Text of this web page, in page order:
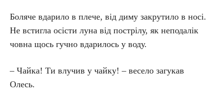
Боляче вдарило в плече, від диму закрутило в носі.
Не встигла осісти луна від пострілу, як неподалік
човна щось гучно вдарилось у воду.
– Чайка! Ти влучив у чайку! – весело загукав
Олесь.